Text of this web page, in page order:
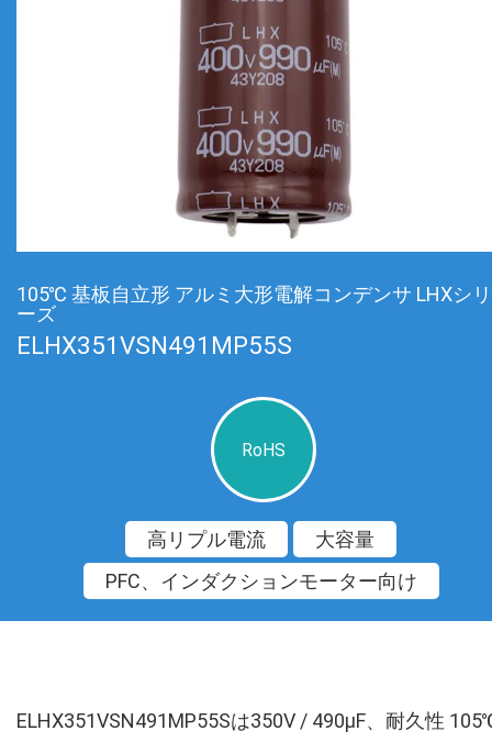
105℃ 基板自立形 アルミ大形電解コンデンサ LHXシリ
ーズ
ELHX351VSN491MP55S
RoHS
高リプル電流
大容量
PFC、インダクションモーター向け
ELHX351VSN491MP55Sは350V / 490µF、耐久性